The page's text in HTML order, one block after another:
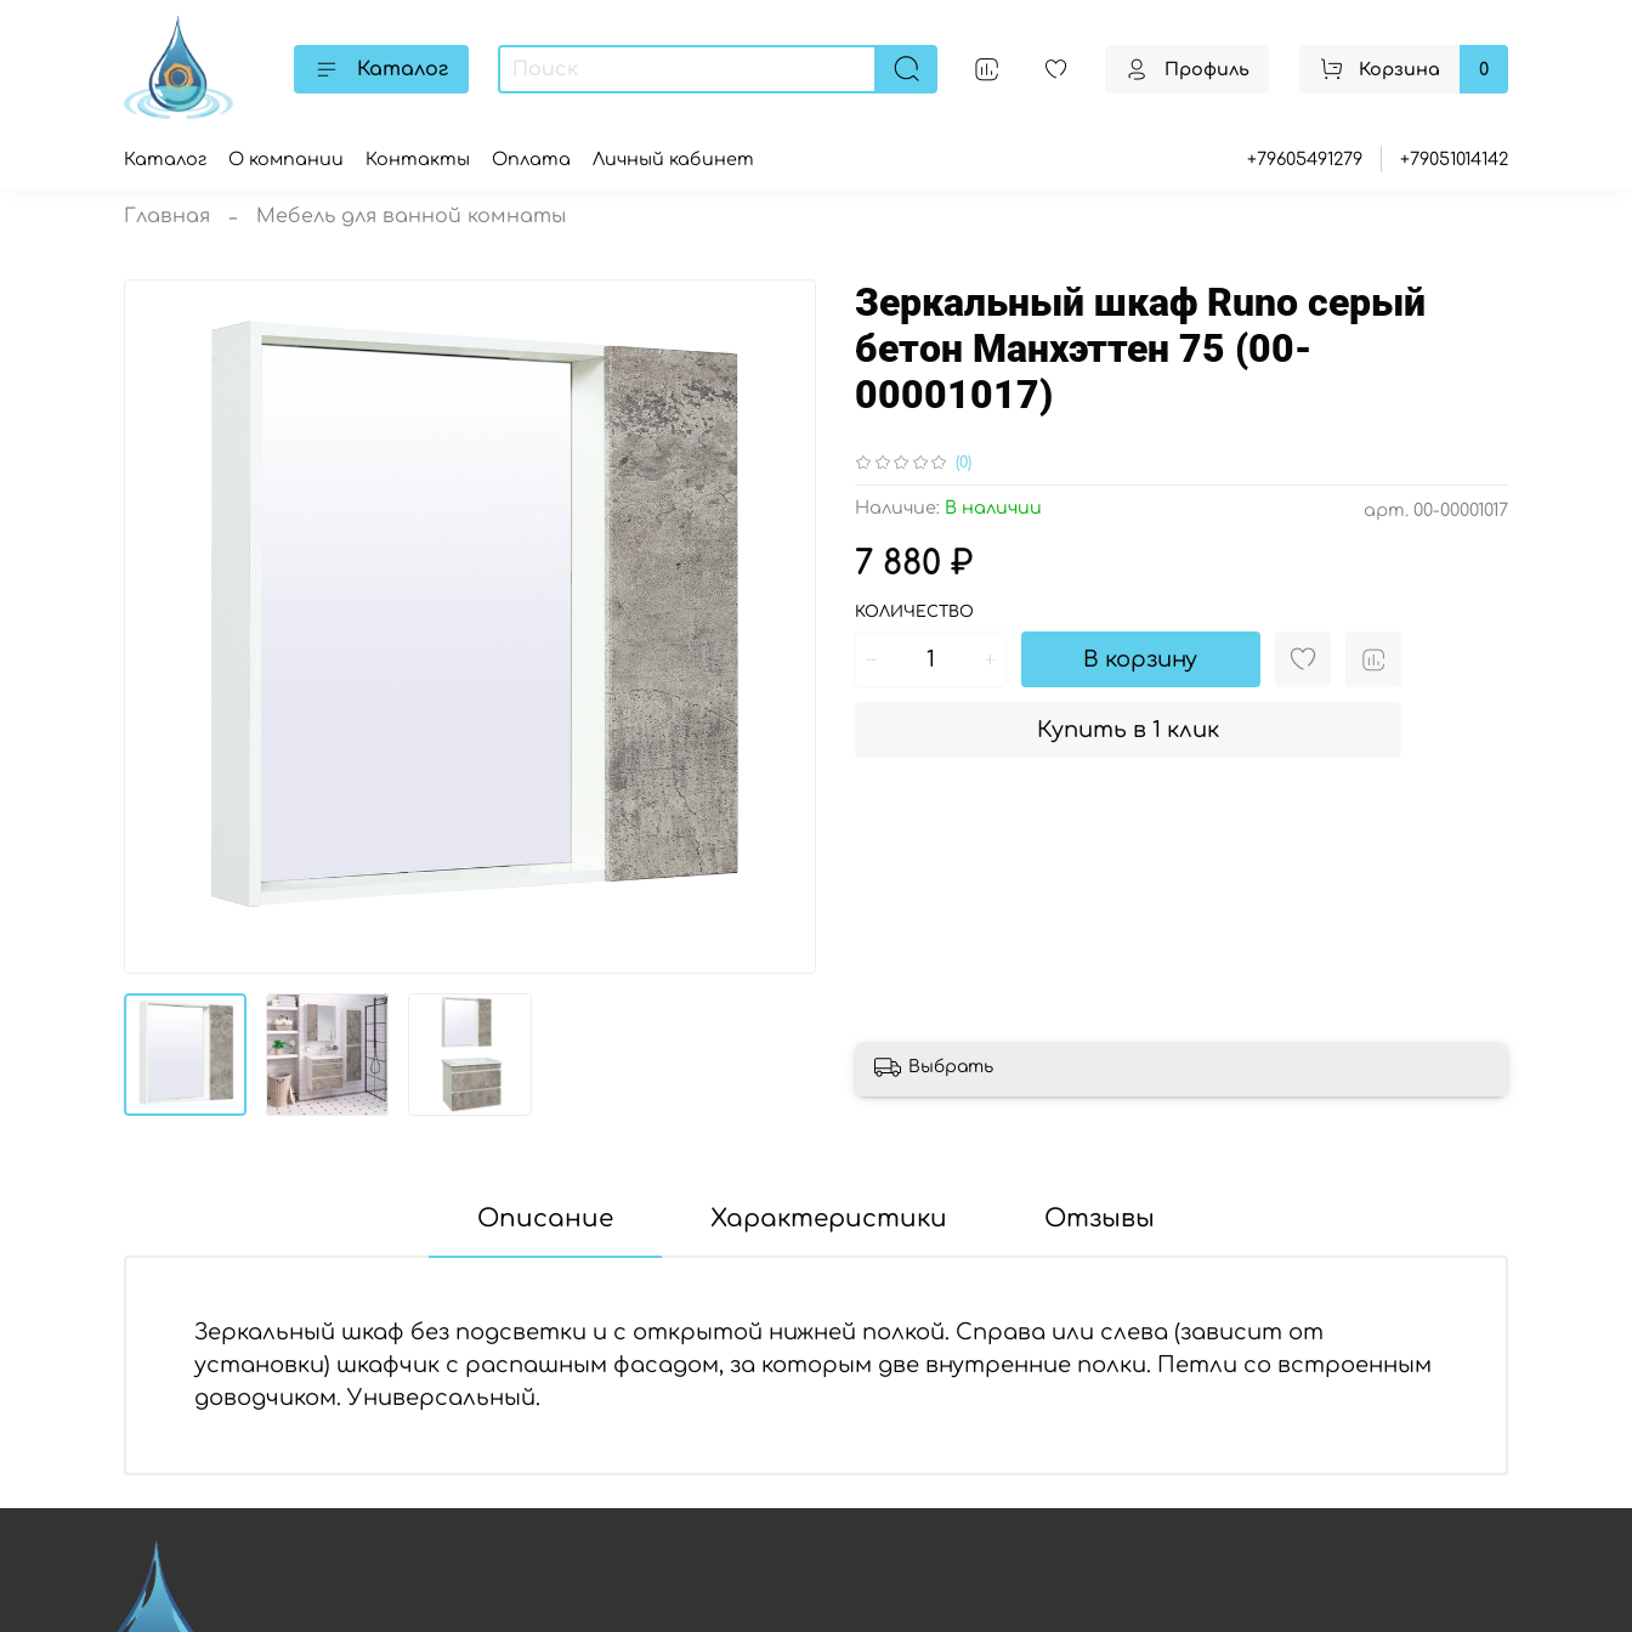
Каталог Профиль Корзина 0
Каталог О компании Контакты Оплата Личный кабинет +79605491279 +79051014142
Главная Мебель для ванной комнаты
(0)
арт. 00-00001017
Наличие: В наличии
Зеркальный шкаф Runo серый
бетон Манхэттен 75 (00-
00001017)
7 880 ₽
КОЛИЧЕСТВО
В корзину
Купить в 1 клик
Выбрать
Описание Характеристики Отзывы
Зеркальный шкаф без подсветки и с открытой нижней полкой. Справа или слева (зависит от
установки) шкафчик с распашным фасадом, за которым две внутренние полки. Петли со встроенным
доводчиком. Универсальный.